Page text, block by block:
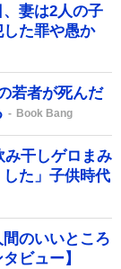
、妻は2人の子
た罪や愚か
若者が死んだ
Book Bang
み干しゲロまみ
た」子供時代
のいいところ
ビュー】